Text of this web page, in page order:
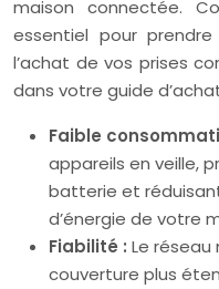
maison connectée.
essentiel pour
l’achat de vos prises
dans votre guide
Faible
appareils en veille,
batterie et
d’énergie de votre
Fiabilité : Le réseau
couverture plus